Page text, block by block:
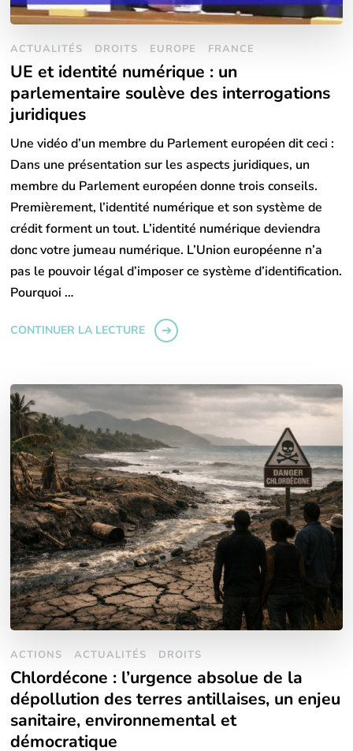
ACTUALITÉS DROITS EUROPE FRANCE
UE et identité numérique : un
parlementaire soulève des interrogations
juridiques
Une vidéo d’un membre du Parlement européen dit ceci :
Dans une présentation sur les aspects juridiques, un
membre du Parlement européen donne trois conseils.
Premièrement, l’identité numérique et son système de
crédit forment un tout. L’identité numérique deviendra
donc votre jumeau numérique. L’Union européenne n’a
pas le pouvoir légal d’imposer ce système d’identification.
Pourquoi …
CONTINUER LA LECTURE
ACTIONS ACTUALITÉS DROITS
Chlordécone : l’urgence absolue de la
dépollution des terres antillaises, un enjeu
sanitaire, environnemental et
démocratique